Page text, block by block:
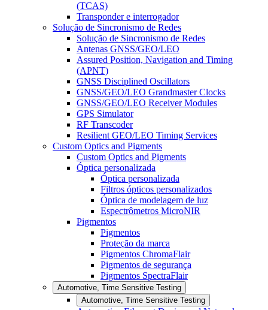
(TCAS)
Transponder e interrogador
Solução de Sincronismo de Redes
Solução de Sincronismo de Redes
Antenas GNSS/GEO/LEO
Assured Position, Navigation and Timing
(APNT)
GNSS Disciplined Oscillators
GNSS/GEO/LEO Grandmaster Clocks
GNSS/GEO/LEO Receiver Modules
GPS Simulator
RF Transcoder
Resilient GEO/LEO Timing Services
Custom Optics and Pigments
Custom Optics and Pigments
Óptica personalizada
Óptica personalizada
Filtros ópticos personalizados
Óptica de modelagem de luz
Espectrômetros MicroNIR
Pigmentos
Pigmentos
Proteção da marca
Pigmentos ChromaFlair
Pigmentos de segurança
Pigmentos SpectraFlair
Automotive, Time Sensitive Testing
Automotive, Time Sensitive Testing